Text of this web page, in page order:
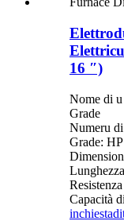
16 ″)
Nome di
Grade
Numeru
Grade:
Capacità
inchiesta